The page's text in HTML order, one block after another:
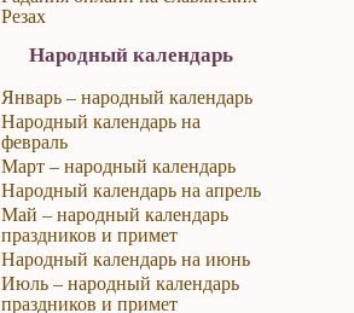
Резах
Народный календарь
Январь – народный календарь
Народный календарь на
февраль
Март – народный календарь
Народный календарь на апрель
Май – народный календарь
праздников и примет
Народный календарь на июнь
Июль – народный календарь
праздников и примет